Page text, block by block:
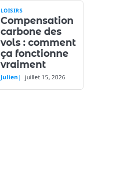
LOISIRS
Compensation
carbone des
vols : comment
ça fonctionne
vraiment
Julien juillet 15, 2026